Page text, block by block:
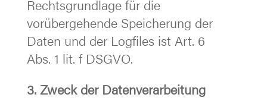
Rechtsgrundlage für die
vorübergehende Speicherung der
Daten und der Logfiles ist Art. 6
Abs. 1 lit. f DSGVO.
3. Zweck der Datenverarbeitung